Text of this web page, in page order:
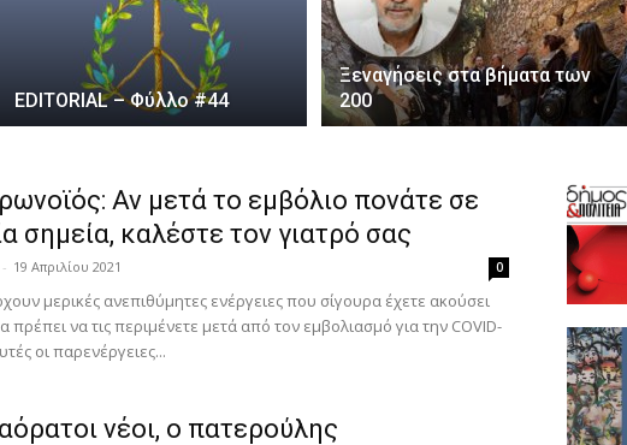
EDITORIAL – Φύλλο #44
Ξεναγήσεις στα βήματα των
200
Αν μετά το εμβόλιο πονάτε σε
σημεία, καλέστε τον γιατρό σας
- 19 Απριλίου 2021 0
μερικές ανεπιθύμητες ενέργειες που σίγουρα έχετε ακούσει
πρέπει να τις περιμένετε μετά από τον εμβολιασμό για την COVID-
οι παρενέργειες...
νέοι, ο πατερούλης